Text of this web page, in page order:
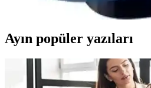
Modern tasarımıyla günlük
Ayın popüler yazıları